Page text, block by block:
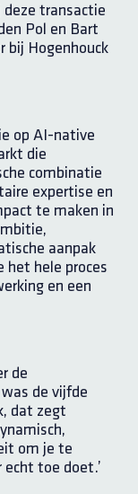
deze transactie
Pol en Bart
bij Hogenhouck
op AI-native
die
combinatie
expertise en
te maken in
aanpak
het hele proces
en een
de
de vijfde
dat zegt
om je te
echt toe doet.’